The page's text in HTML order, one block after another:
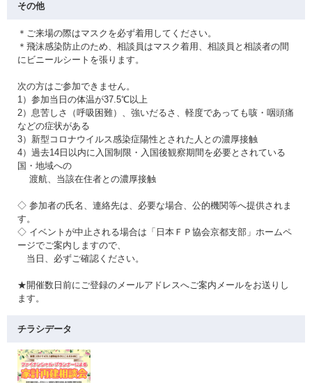
その他
＊ご来場の際はマスクを必ず着用してください。
＊飛沫感染防止のため、相談員はマスク着用、相談員と相談者の間
にビニールシートを張ります。
次の方はご参加できません。
1）参加当日の体温が37.5℃以上
2）息苦しさ（呼吸困難）、強いだるさ、軽度であっても咳・咽頭痛
などの症状がある
3）新型コロナウイルス感染症陽性とされた人との濃厚接触
4）過去14日以内に入国制限・入国後観察期間を必要とされている
国・地域への
渡航、当該在住者との濃厚接触
◇ 参加者の氏名、連絡先は、必要な場合、公的機関等へ提供されま
す。
◇ イベントが中止される場合は「日本ＦＰ協会京都支部」ホームペ
ージでご案内しますので、
当日、必ずご確認ください。
★開催数日前にご登録のメールアドレスへご案内メールをお送りし
ます。
チラシデータ